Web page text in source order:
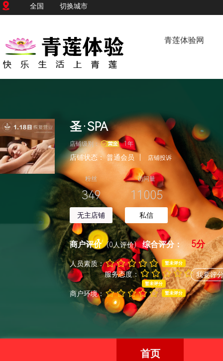
全国 切换城市
青莲体验网
圣·SPA
店铺级别： 1年
店铺状态：普通会员 店铺投诉
粉丝
349
无主店铺
访问量
11005
私信
商户评价 (0人评价)综合评分： 5分
人员素质： 暂未评分
服务态度：
暂未评分
商户环境： 暂未评分
我要评
首页